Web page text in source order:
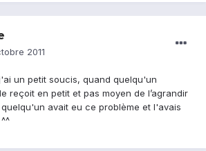
2011
un petit soucis, quand quelqu'un
reçoit en petit et pas moyen de l’agrandir
quelqu'un avait eu ce problème et l'avais